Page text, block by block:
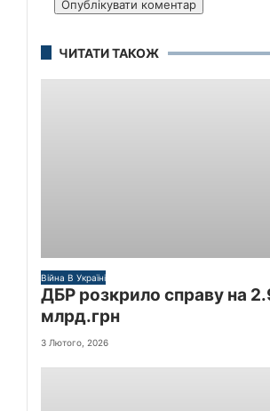
ЧИТАТИ ТАКОЖ
Війна В Україні
ДБР розкрило справу на
млрд.грн
3 Лютого, 2026